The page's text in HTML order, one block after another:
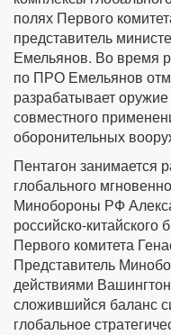
полях Первого
представитель
Емельянов. Во время
по ПРО Емельянов
разрабатывает
совместного
оборонительных
Пентагон занимается
глобального
Минобороны РФ
российско-
Первого комитета
Представитель
действиями
сложившийся баланс
глобальное